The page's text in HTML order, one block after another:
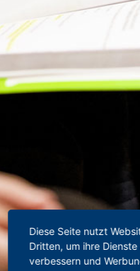
Diese Seite nutzt
Dritten, um ihre
verbessern und